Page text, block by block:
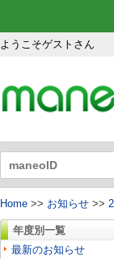
ようこそゲストさん
Home >> お知らせ >>
年度別一覧
最新のお知らせ